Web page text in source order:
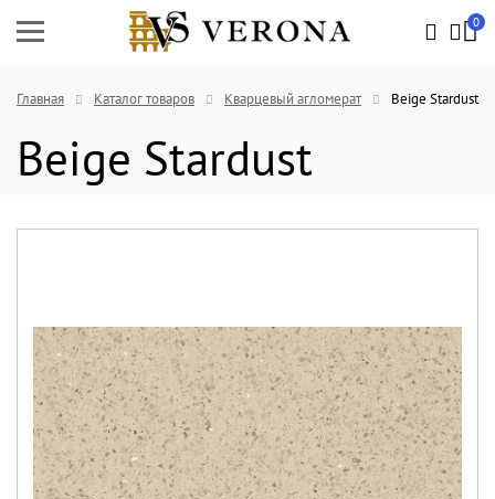
0
Главная Каталог товаров Кварцевый агломерат Beige Stardust
Beige Stardust